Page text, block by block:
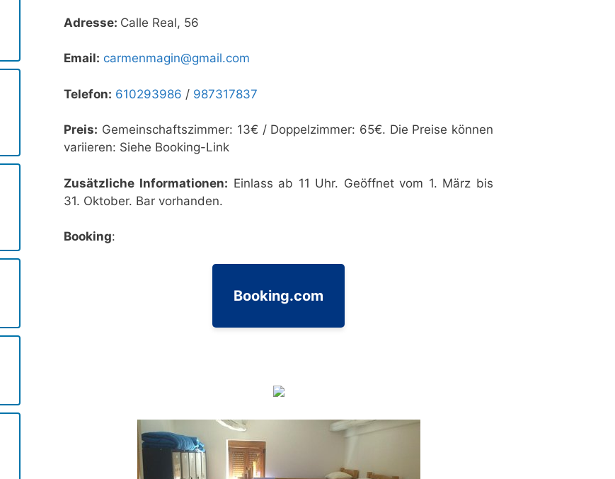
Adresse: Calle Real, 56
Email: carmenmagin@gmail.com
Telefon: 610293986 / 987317837
Preis: Gemeinschaftszimmer: 13€ / Doppelzimmer: 65€. Die Preise können
variieren: Siehe Booking-Link
Zusätzliche Informationen: Einlass ab 11 Uhr. Geöffnet vom 1. März bis
31. Oktober. Bar vorhanden.
Booking:
Booking.com